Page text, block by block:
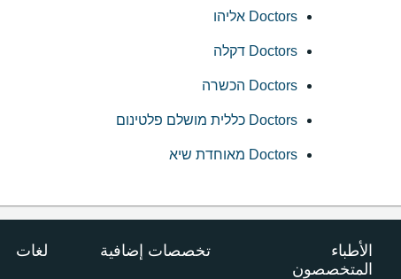
Doctors אליהו
Doctors דקלה
Doctors הכשרה
Doctors כללית מושלם פלטינום
Doctors מאוחדת שיא
الأطباء
المتخصصون
تخصصات إضافية لغات